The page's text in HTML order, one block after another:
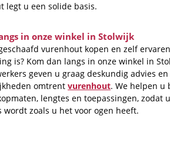
legt u een solide basis.
in onze winkel in Stolwijk
vurenhout kopen en zelf
is? Kom dan langs in onze winkel in
geven u graag deskundig advies
omtrent vurenhout. We helpen u
lengtes en toepassingen, zodat
wordt zoals u het voor ogen heeft.